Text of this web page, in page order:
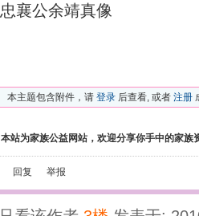
忠襄公余靖真像
本主题包含附件，请 登录 后查看, 或者 注册
本站为家族公益网站，欢迎分享你手中的家
回复 举报